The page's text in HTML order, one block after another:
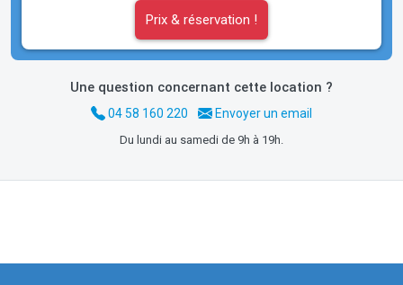
Prix & réservation !
Une question concernant cette location ?
04 58 160 220 Envoyer un email
Du lundi au samedi de 9h à 19h.